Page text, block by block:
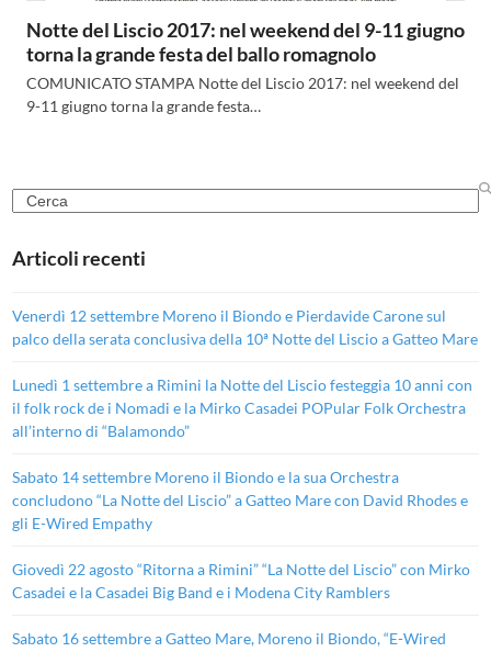
Notte del Liscio 2017: nel weekend del 9-11 giugno
torna la grande festa del ballo romagnolo
COMUNICATO STAMPA Notte del Liscio 2017: nel weekend del
9-11 giugno torna la grande festa…
Search
Articoli recenti
Venerdì 12 settembre Moreno il Biondo e Pierdavide Carone sul
palco della serata conclusiva della 10ª Notte del Liscio a Gatteo Mare
Lunedì 1 settembre a Rimini la Notte del Liscio festeggia 10 anni con
il folk rock de i Nomadi e la Mirko Casadei POPular Folk Orchestra
all’interno di “Balamondo”
Sabato 14 settembre Moreno il Biondo e la sua Orchestra
concludono “La Notte del Liscio” a Gatteo Mare con David Rhodes e
gli E-Wired Empathy
Giovedì 22 agosto “Ritorna a Rimini” “La Notte del Liscio” con Mirko
Casadei e la Casadei Big Band e i Modena City Ramblers
Sabato 16 settembre a Gatteo Mare, Moreno il Biondo, “E-Wired